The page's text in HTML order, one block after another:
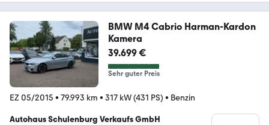
BMW M4 Cabrio Harman-Kardon
Kamera
39.699 €
Sehr guter Preis
EZ 05/2015 • 79.993 km • 317 kW (431 PS) • Benzin
Autohaus Schulenburg Verkaufs GmbH